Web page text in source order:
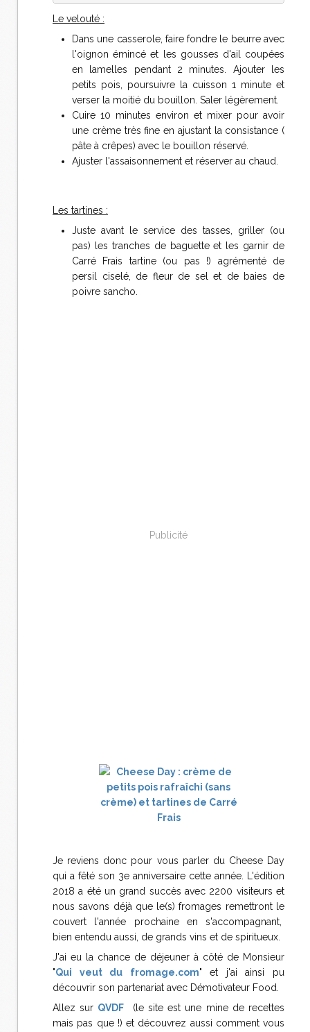
Le velouté :
Dans une casserole, faire fondre le beurre avec
l'oignon émincé et les gousses d'ail coupées
en lamelles pendant 2 minutes. Ajouter les
petits pois, poursuivre la cuisson 1 minute et
verser la moitié du bouillon. Saler légèrement.
Cuire 10 minutes environ et mixer pour avoir
une crème très fine en ajustant la consistance (
pâte à crêpes) avec le bouillon réservé.
Ajuster l'assaisonnement et réserver au chaud.
Les tartines :
Juste avant le service des tasses, griller (ou
pas) les tranches de baguette et les garnir de
Carré Frais tartine (ou pas !) agrémenté de
persil ciselé, de fleur de sel et de baies de
poivre sancho.
Publicité
Je reviens donc pour vous parler du Cheese Day
qui a fêté son 3e anniversaire cette année. L'édition
2018 a été un grand succès avec 2200 visiteurs et
nous savons déjà que le(s) fromages remettront le
couvert l'année prochaine en s'accompagnant,
bien entendu aussi, de grands vins et de spiritueux.
J'ai eu la chance de déjeuner à côté de Monsieur
"Qui veut du fromage.com" et j'ai ainsi pu
découvrir son partenariat avec Démotivateur Food.
Allez sur QVDF (le site est une mine de recettes
mais pas que !) et découvrez aussi comment vous